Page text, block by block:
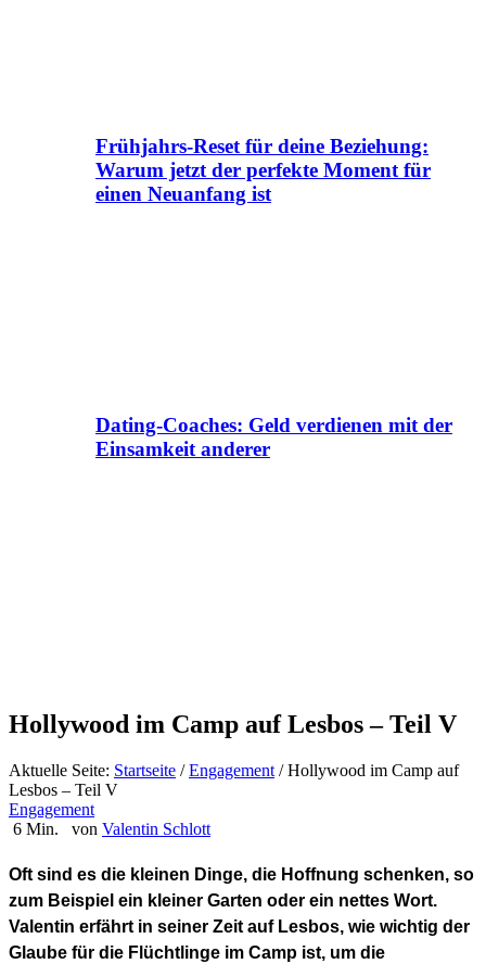
Frühjahrs-Reset für deine Beziehung:
Warum jetzt der perfekte Moment für
einen Neuanfang ist
Dating-Coaches: Geld verdienen mit der
Einsamkeit anderer
Hollywood im Camp auf Lesbos – Teil V
Aktuelle Seite: Startseite / Engagement /Hollywood im Camp auf
Lesbos – Teil V
Engagement
6 Min.
von Valentin Schlott
Oft sind es die kleinen Dinge, die Hoffnung schenken, so
zum Beispiel ein kleiner Garten oder ein nettes Wort.
Valentin erfährt in seiner Zeit auf Lesbos, wie wichtig der
Glaube für die Flüchtlinge im Camp ist, um die